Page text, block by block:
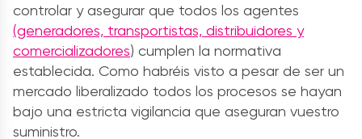
controlar y asegurar que todos los agentes
(generadores, transportistas, distribuidores y
comercializadores) cumplen la normativa
establecida. Como habréis visto a pesar de ser un
mercado liberalizado todos los procesos se hayan
bajo una estricta vigilancia que aseguran vuestro
suministro.